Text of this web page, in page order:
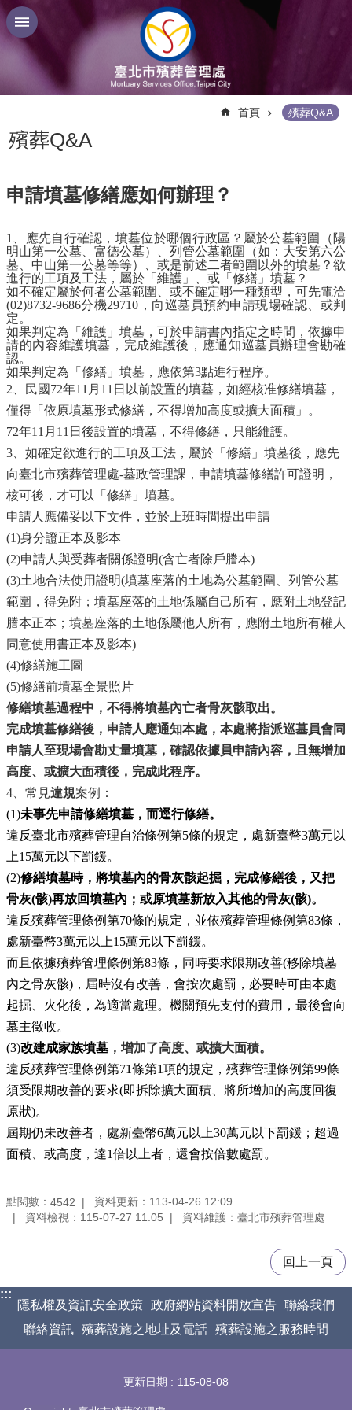
跳到主要內容區塊
首頁 殯葬Q&A
殯葬Q&A
申請墳墓修繕應如何辦理？
1、應先自行確認，墳墓位於哪個行政區？屬於公墓範圍（陽
明山第一公墓、富德公墓）、列管公墓範圍（如：大安第六公
墓、中山第一公墓等等）、或是前述二者範圍以外的墳墓？欲
進行的工項及工法，屬於「維護」、或「修繕」墳墓？
如不確定屬於何者公墓範圍、或不確定哪一種類型，可先電洽
(02)8732-9686分機29710，向巡墓員預約申請現場確認、或判
定。
如果判定為「維護」墳墓，可於申請書內指定之時間，依據申
請的內容維護墳墓，完成維護後，應通知巡墓員辦理會勘確
認。
如果判定為「修繕」墳墓，應依第3點進行程序。
2、民國72年11月11日以前設置的墳墓，如經核准修繕墳墓，
僅得「依原墳墓形式修繕，不得增加高度或擴大面積」。
72年11月11日後設置的墳墓，不得修繕，只能維護。
3、如確定欲進行的工項及工法，屬於「修繕」墳墓後，應先
向臺北市殯葬管理處-墓政管理課，申請墳墓修繕許可證明，
核可後，才可以「修繕」墳墓。
申請人應備妥以下文件，並於上班時間提出申請
(1)身分證正本及影本
(2)申請人與受葬者關係證明(含亡者除戶謄本)
(3)土地合法使用證明(墳墓座落的土地為公墓範圍、列管公墓
範圍，得免附；墳墓座落的土地係屬自己所有，應附土地登記
謄本正本；墳墓座落的土地係屬他人所有，應附土地所有權人
同意使用書正本及影本)
(4)修繕施工圖
(5)修繕前墳墓全景照片
修繕墳墓過程中，不得將墳墓內亡者骨灰骸取出。
完成墳墓修繕後，申請人應通知本處，本處將指派巡墓員會同
申請人至現場會勘丈量墳墓，確認依據員申請內容，且無增加
高度、或擴大面積後，完成此程序。
4、常見違規案例：
(1)未事先申請修繕墳墓，而逕行修繕。
違反臺北市殯葬管理自治條例第5條的規定，處新臺幣3萬元以
上15萬元以下罰鍰。
(2)修繕墳墓時，將墳墓內的骨灰骸起掘，完成修繕後，又把
骨灰(骸)再放回墳墓內；或原墳墓新放入其他的骨灰(骸)。
違反殯葬管理條例第70條的規定，並依殯葬管理條例第83條，
處新臺幣3萬元以上15萬元以下罰鍰。
而且依據殯葬管理條例第83條，同時要求限期改善(移除墳墓
內之骨灰骸)，屆時沒有改善，會按次處罰，必要時可由本處
起掘、火化後，為適當處理。機關預先支付的費用，最後會向
墓主徵收。
(3)改建成家族墳墓 ， 增加了高度、或擴大面積。
違反殯葬管理條例第71條第1項的規定，殯葬管理條例第99條
須受限期改善的要求(即拆除擴大面積、將所增加的高度回復
原狀)。
屆期仍未改善者，處新臺幣6萬元以上30萬元以下罰鍰；超過
面積
或高度 ， 達1倍以上者，還會按倍數處罰。
點閱數： 4542
資料更新：113-04-26 12:09
資料檢視：115-07-27 11:05
資料維護：臺北市殯葬管理處
回上一頁
:::
隱私權及資訊安全政策 政府網站資料開放宣告 聯絡我們
聯絡資訊 殯葬設施之地址及電話 殯葬設施之服務時間
更新日期 115-08-08